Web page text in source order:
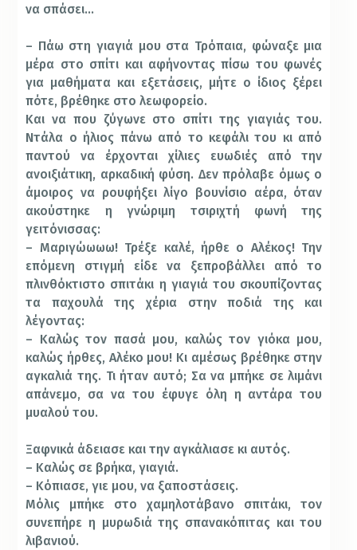
να σπάσει…
– Πάω στη γιαγιά μου στα Τρόπαια, φώναξε μια
μέρα στο σπίτι και αφήνοντας πίσω του φωνές
για μαθήματα και εξετάσεις, μήτε ο ίδιος ξέρει
πότε, βρέθηκε στο λεωφορείο.
Και να που ζύγωνε στο σπίτι της γιαγιάς του.
Ντάλα ο ήλιος πάνω από το κεφάλι του κι από
παντού να έρχονται χίλιες ευωδιές από την
ανοιξιάτικη, αρκαδική φύση. Δεν πρόλαβε όμως ο
άμοιρος να ρουφήξει λίγο βουνίσιο αέρα, όταν
ακούστηκε η γνώριμη τσιριχτή φωνή της
γειτόνισσας:
– Μαριγώωωω! Τρέξε καλέ, ήρθε ο Αλέκος! Την
επόμενη στιγμή είδε να ξεπροβάλλει από το
πλινθόκτιστο σπιτάκι η γιαγιά του σκουπίζοντας
τα παχουλά της χέρια στην ποδιά της και
λέγοντας:
– Καλώς τον πασά μου, καλώς τον γιόκα μου,
καλώς ήρθες, Αλέκο μου! Κι αμέσως βρέθηκε στην
αγκαλιά της. Τι ήταν αυτό; Σα να μπήκε σε λιμάνι
απάνεμο, σα να του έφυγε όλη η αντάρα του
μυαλού του.
Ξαφνικά άδειασε και την αγκάλιασε κι αυτός.
– Καλώς σε βρήκα, γιαγιά.
– Κόπιασε, γιε μου, να ξαποστάσεις.
Μόλις μπήκε στο χαμηλοτάβανο σπιτάκι, τον
συνεπήρε η μυρωδιά της σπανακόπιτας και του
λιβανιού.